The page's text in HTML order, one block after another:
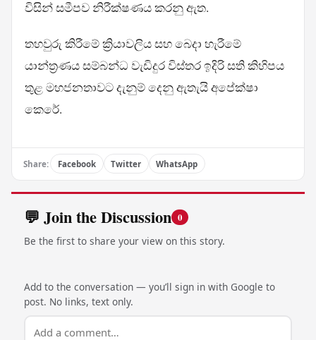
විසින් සමීපව නිරීක්ෂණය කරනු ඇත.
තහවුරු කිරීමේ ක්‍රියාවලිය සහ බෙදා හැරීමේ
යාන්ත්‍රණය සම්බන්ධ වැඩිදුර විස්තර ඉදිරි සති කිහිපය
තුළ මහජනතාවට දැනුම් දෙනු ඇතැයි අපේක්ෂා
කෙරේ.
Share: Facebook Twitter WhatsApp
💬 Join the Discussion 0
Be the first to share your view on this story.
Add to the conversation — you’ll sign in with Google to
post. No links, text only.